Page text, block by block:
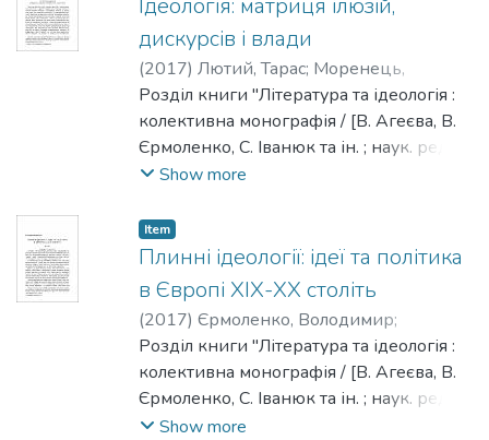
Брюховецький В. С., Іванюк С. С.,
Ісіченко І., Квіт С. М., Панченко В. Є.,
Пронкевич О. В., Шалагінов Б. Б."
Ідеологія: матриця ілюзій,
дискурсів і влади
(2017) Лютий, Тарас; Моренець,
Володимир
Розділ книги "Література та ідеологія :
колективна монографія / [В. Агеєва, В.
Єрмоленко, С. Іванюк та ін. ; наук. ред. та
упоряд. Моренець В. П.] ; Нац. ун-т
[НаУКМА], 2017. - 482 с. - Редкол. :
Моренець В. П., Агеєєва В. П.,
Брюховецький В. С., Іванюк С. С.,
Ісіченко І., Квіт С. М., Панченко В. Є.,
Пронкевич О. В., Шалагінов Б. Б."
Show more
Item
Плинні ідеології: ідеї та політика
в Європі ХІХ-ХХ століть
(2017) Єрмоленко, Володимир;
Моренець, Володимир
Розділ книги "Література та ідеологія :
колективна монографія / [В. Агеєва, В.
Єрмоленко, С. Іванюк та ін. ; наук. ред. та
упоряд. Моренець В. П.] ; Нац. ун-т
Show more